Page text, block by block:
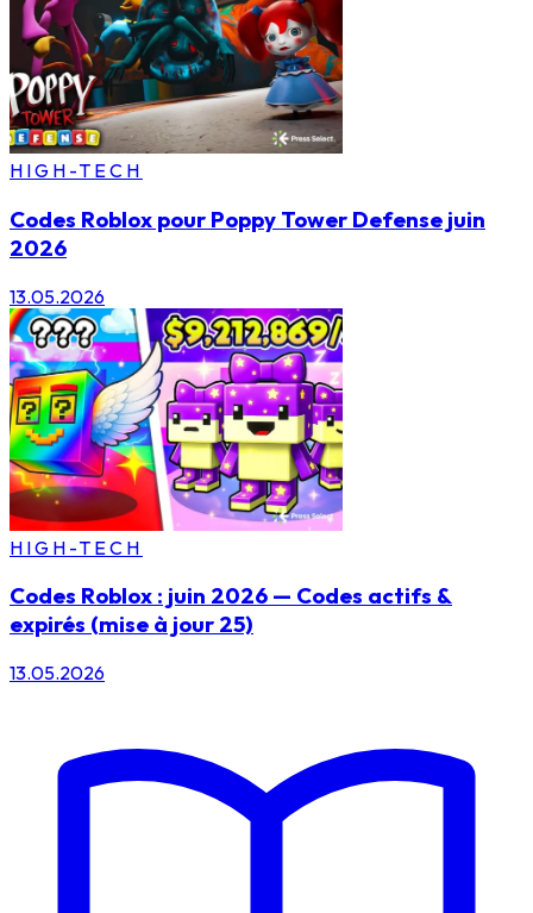
HIGH-TECH
Codes Roblox pour Poppy Tower Defense juin
2026
13.05.2026
HIGH-TECH
Codes Roblox : juin 2026 — Codes actifs &
expirés (mise à jour 25)
13.05.2026